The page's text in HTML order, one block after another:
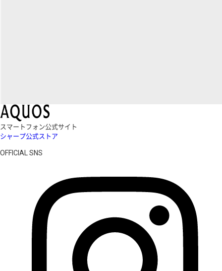
スマートフォン公式サイト
シャープ公式ストア
OFFICIAL SNS